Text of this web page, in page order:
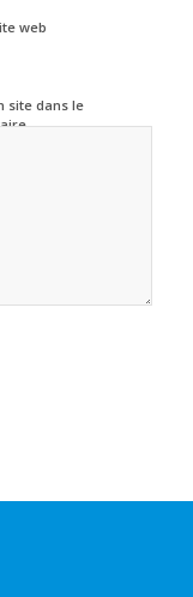
web
site dans le